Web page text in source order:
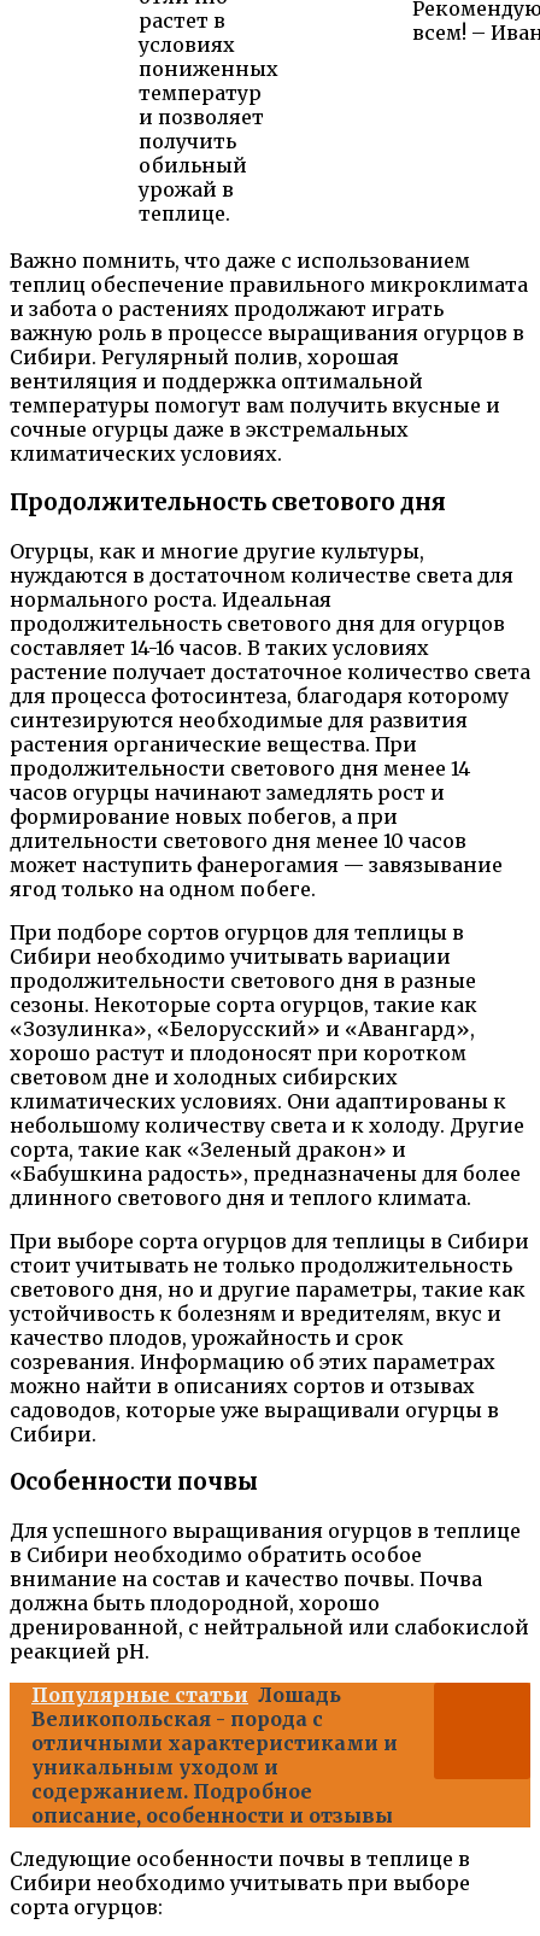
растет в
условиях
пониженных
температур
и позволяет
получить
обильный
урожай в
теплице.
всем! –
Важно помнить, что даже с использованием
теплиц обеспечение правильного микроклимата
и забота о растениях продолжают играть
важную роль в процессе выращивания огурцов в
Сибири. Регулярный полив, хорошая
вентиляция и поддержка оптимальной
температуры помогут вам получить вкусные и
сочные огурцы даже в экстремальных
климатических условиях.
Продолжительность светового дня
Огурцы, как и многие другие культуры,
нуждаются в достаточном количестве света для
нормального роста. Идеальная
продолжительность светового дня для огурцов
составляет 14-16 часов. В таких условиях
растение получает достаточное количество света
для процесса фотосинтеза, благодаря которому
синтезируются необходимые для развития
растения органические вещества. При
продолжительности светового дня менее 14
часов огурцы начинают замедлять рост и
формирование новых побегов, а при
длительности светового дня менее 10 часов
может наступить фанерогамия — завязывание
ягод только на одном побеге.
При подборе сортов огурцов для теплицы в
Сибири необходимо учитывать вариации
продолжительности светового дня в разные
сезоны. Некоторые сорта огурцов, такие как
«Зозулинка», «Белорусский» и «Авангард»,
хорошо растут и плодоносят при коротком
световом дне и холодных сибирских
климатических условиях. Они адаптированы к
небольшому количеству света и к холоду. Другие
сорта, такие как «Зеленый дракон» и
«Бабушкина радость», предназначены для более
длинного светового дня и теплого климата.
При выборе сорта огурцов для теплицы в Сибири
стоит учитывать не только продолжительность
светового дня, но и другие параметры, такие как
устойчивость к болезням и вредителям, вкус и
качество плодов, урожайность и срок
созревания. Информацию об этих параметрах
можно найти в описаниях сортов и отзывах
садоводов, которые уже выращивали огурцы в
Сибири.
Особенности почвы
Для успешного выращивания огурцов в теплице
в Сибири необходимо обратить особое
внимание на состав и качество почвы. Почва
должна быть плодородной, хорошо
дренированной, с нейтральной или слабокислой
реакцией pH.
Популярные статьи Лошадь
Великопольская - порода с
отличными характеристиками и
уникальным уходом и
содержанием. Подробное
описание, особенности и отзывы
Следующие особенности почвы в теплице в
Сибири необходимо учитывать при выборе
сорта огурцов: